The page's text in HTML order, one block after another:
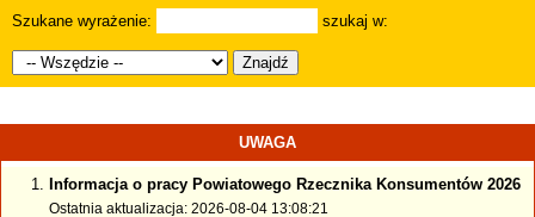
Szukane wyrażenie: szukaj w:
Znajdź
UWAGA
Informacja o pracy Powiatowego Rzecznika Konsumentów 2026
Ostatnia aktualizacja: 2026-08-04 13:08:21